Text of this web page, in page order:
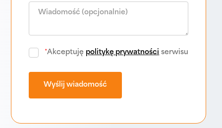
*Akceptuję politykę prywatności serwisu